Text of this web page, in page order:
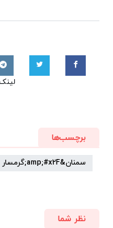
برچسب‌ها
سمنان&amp;#x2F;گرمسار
نظر شما